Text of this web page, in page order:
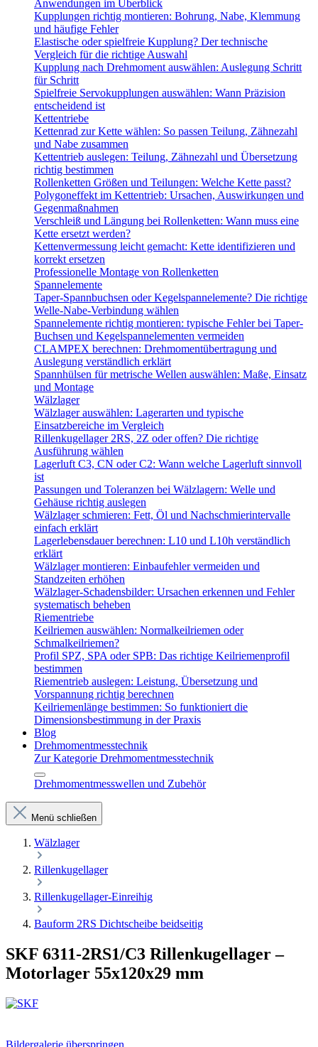
Anwendungen im Überblick
Kupplungen richtig montieren: Bohrung, Nabe, Klemmung
und häufige Fehler
Elastische oder spielfreie Kupplung? Der technische
Vergleich für die richtige Auswahl
Kupplung nach Drehmoment auswählen: Auslegung Schritt
für Schritt
Spielfreie Servokupplungen auswählen: Wann Präzision
entscheidend ist
Kettentriebe
Kettenrad zur Kette wählen: So passen Teilung, Zähnezahl
und Nabe zusammen
Kettentrieb auslegen: Teilung, Zähnezahl und Übersetzung
richtig bestimmen
Rollenketten Größen und Teilungen: Welche Kette passt?
Polygoneffekt im Kettentrieb: Ursachen, Auswirkungen und
Gegenmaßnahmen
Verschleiß und Längung bei Rollenketten: Wann muss eine
Kette ersetzt werden?
Kettenvermessung leicht gemacht: Kette identifizieren und
korrekt ersetzen
Professionelle Montage von Rollenketten
Spannelemente
Taper-Spannbuchsen oder Kegelspannelemente? Die richtige
Welle-Nabe-Verbindung wählen
Spannelemente richtig montieren: typische Fehler bei Taper-
Buchsen und Kegelspannelementen vermeiden
CLAMPEX berechnen: Drehmomentübertragung und
Auslegung verständlich erklärt
Spannhülsen für metrische Wellen auswählen: Maße, Einsatz
und Montage
Wälzlager
Wälzlager auswählen: Lagerarten und typische
Einsatzbereiche im Vergleich
Rillenkugellager 2RS, 2Z oder offen? Die richtige
Ausführung wählen
Lagerluft C3, CN oder C2: Wann welche Lagerluft sinnvoll
ist
Passungen und Toleranzen bei Wälzlagern: Welle und
Gehäuse richtig auslegen
Wälzlager schmieren: Fett, Öl und Nachschmierintervalle
einfach erklärt
Lagerlebensdauer berechnen: L10 und L10h verständlich
erklärt
Wälzlager montieren: Einbaufehler vermeiden und
Standzeiten erhöhen
Wälzlager-Schadensbilder: Ursachen erkennen und Fehler
systematisch beheben
Riementriebe
Keilriemen auswählen: Normalkeilriemen oder
Schmalkeilriemen?
Profil SPZ, SPA oder SPB: Das richtige Keilriemenprofil
bestimmen
Riementrieb auslegen: Leistung, Übersetzung und
Vorspannung richtig berechnen
Keilriemenlänge bestimmen: So funktioniert die
Dimensionsbestimmung in der Praxis
Blog
Drehmomentmesstechnik
Zur Kategorie Drehmomentmesstechnik
Drehmomentmesswellen und Zubehör
Menü schließen
Wälzlager
Rillenkugellager
Rillenkugellager-Einreihig
Bauform 2RS Dichtscheibe beidseitig
SKF 6311-2RS1/C3 Rillenkugellager –
Motorlager 55x120x29 mm
Bildergalerie überspringen